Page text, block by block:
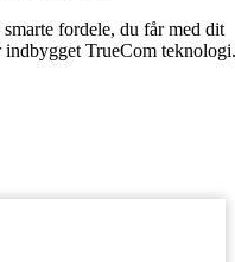
fordele, du får med dit
indbygget TrueCom teknologi.